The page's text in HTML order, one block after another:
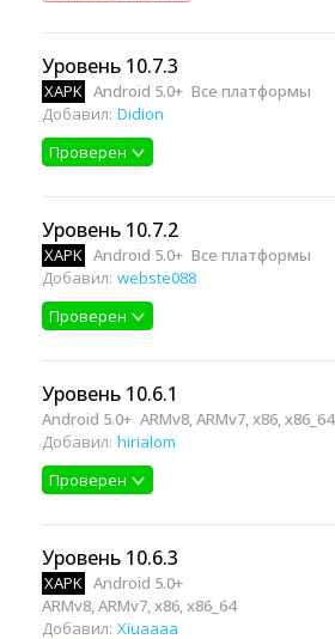
Уровень 10.7.3
XAPK Android 5.0+ Все платформы
Добавил: Didion
Проверен
Уровень 10.7.2
XAPK Android 5.0+ Все платформы
Добавил: webste088
Проверен
Уровень 10.6.1
Android 5.0+ ARMv8, ARMv7, x86, x86_64
Добавил: hirialom
Проверен
Уровень 10.6.3
XAPK Android 5.0+
ARMv8, ARMv7, x86, x86_64
Добавил: Xiuaaaa